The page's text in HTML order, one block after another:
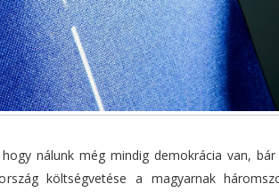
nálunk még mindig demokrácia van,
költségvetése a magyarnak